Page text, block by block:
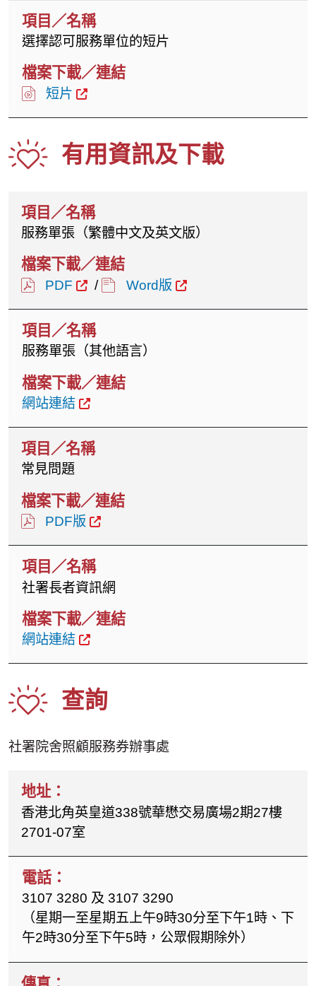
選擇認可服務單位的短片
短片
有用資訊及下載
服務單張（繁體中文及英文版）
PDF / Word版
服務單張（其他語言）
網站連結
常見問題
PDF版
社署長者資訊網
網站連結
查詢
社署院舍照顧服務券辦事處
香港北角英皇道338號華懋交易廣場2期27樓
2701-07室
3107 3280 及 3107 3290
（星期一至星期五上午9時30分至下午1時、下
午2時30分至下午5時，公眾假期除外）